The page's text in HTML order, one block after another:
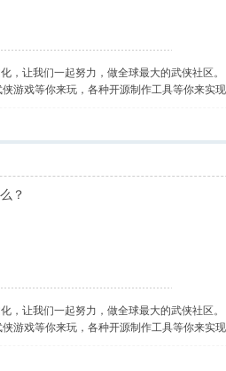
，让我们一起努力，做全球最大的武侠社区。
游戏等你来玩，各种开源制作工具等你来实现
？
，让我们一起努力，做全球最大的武侠社区。
游戏等你来玩，各种开源制作工具等你来实现